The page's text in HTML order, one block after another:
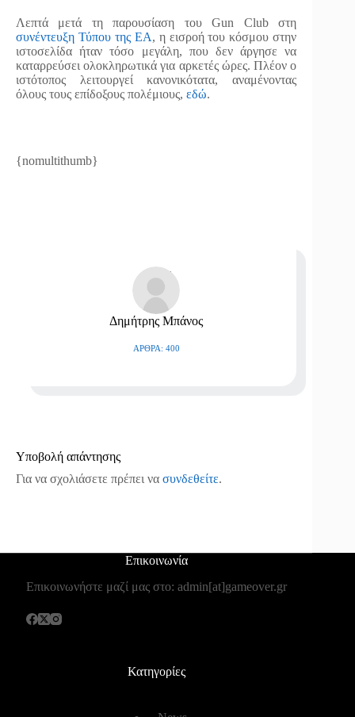
Λεπτά μετά τη παρουσίαση του Gun Club στη
συνέντευξη Τύπου της ΕΑ, η εισροή του κόσμου στην
ιστοσελίδα ήταν τόσο μεγάλη, που δεν άργησε να
καταρρεύσει ολοκληρωτικά για αρκετές ώρες. Πλέον ο
ιστότοπος λειτουργεί κανονικότατα, αναμένοντας
όλους τους επίδοξους πολέμιους, εδώ.
{nomultithumb}
Δημήτρης Μπάνος
ΆΡΘΡΑ: 400
Υποβολή απάντησης
Για να σχολιάσετε πρέπει να συνδεθείτε.
Επικοινωνία
Επικοινωνήστε μαζί μας στο: admin[at]gameover.gr
Κατηγορίες